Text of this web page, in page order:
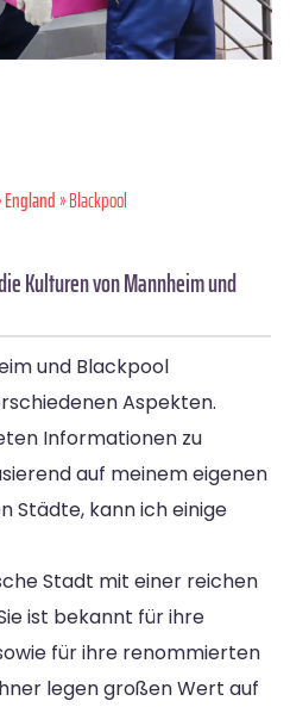
England» Blackpool
Kulturen von Mannheim und
und Blackpool
Aspekten.
Informationen zu
auf meinem eigenen
Städte, kann ich einige
Stadt mit einer reichen
ist bekannt für ihre
für ihre renommierten
legen großen Wert auf